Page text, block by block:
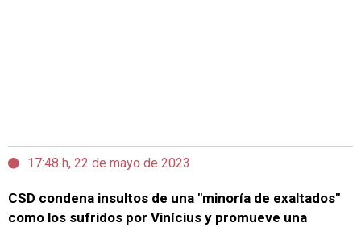
17:48 h, 22 de mayo de 2023
CSD condena insultos de una "minoría de exaltados"
como los sufridos por Vinícius y promueve una